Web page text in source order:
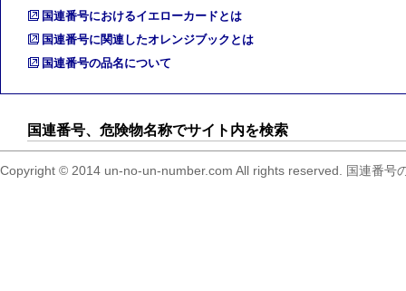
国連番号におけるイエローカードとは
国連番号に関連したオレンジブックとは
国連番号の品名について
国連番号、危険物名称でサイト内を検索
Copyright © 2014 un-no-un-number.com All rights reserved. 国連番号